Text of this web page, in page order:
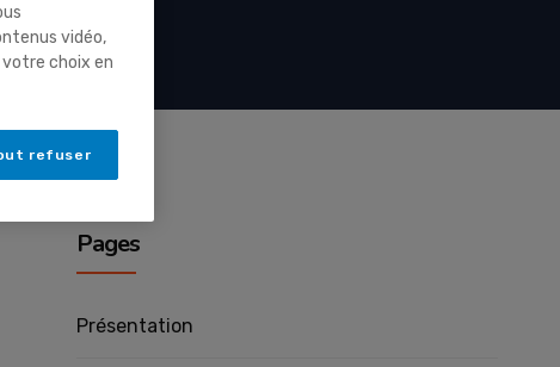
Pages
Présentation
vidéo,
choix en
refuser